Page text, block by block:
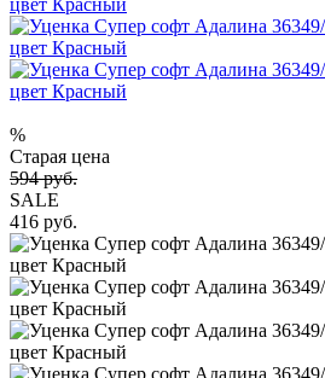
%
Старая цена
594 руб.
SALE
416 руб.